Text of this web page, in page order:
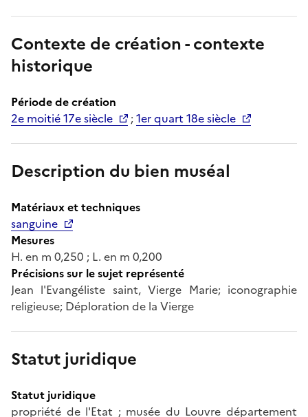
Contexte de création - contexte
historique
Période de création
2e moitié 17e siècle
;1er quart 18e siècle
Description du bien muséal
Matériaux et techniques
sanguine
Mesures
H. en m 0,250 ; L. en m 0,200
Précisions sur le sujet représenté
Jean l'Evangéliste saint, Vierge Marie; iconographie
religieuse; Déploration de la Vierge
Statut juridique
Statut juridique
propriété de l'Etat ; musée du Louvre département